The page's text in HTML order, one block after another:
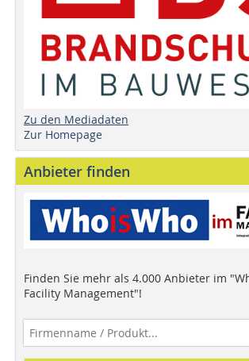
Zu den Mediadaten
Zur Homepage
Anbieter finden
Finden Sie mehr als 4.000 Anbieter im
Facility Management"!